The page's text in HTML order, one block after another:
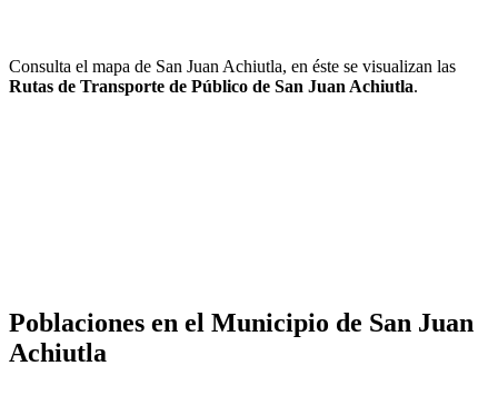
Consulta el mapa de San Juan Achiutla, en éste se visualizan las
Rutas de Transporte de Público de San Juan Achiutla.
Poblaciones en el Municipio de San Juan
Achiutla